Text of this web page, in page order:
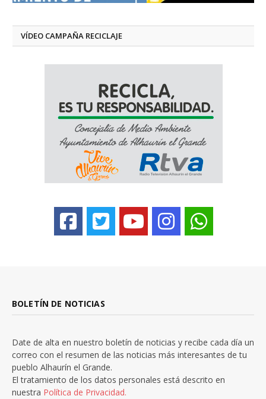
VÍDEO CAMPAÑA RECICLAJE
BOLETÍN DE NOTICIAS
Date de alta en nuestro boletín de noticias y recibe cada día un
correo con el resumen de las noticias más interesantes de tu
pueblo Alhaurín el Grande.
El tratamiento de los datos personales está descrito en
nuestra Política de Privacidad.